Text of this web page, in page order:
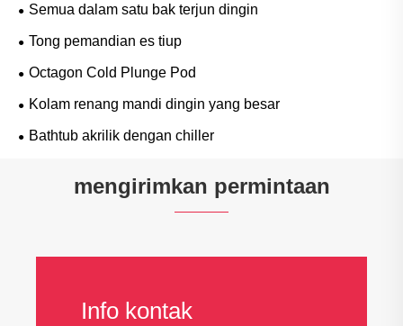
Semua dalam satu bak terjun dingin
Tong pemandian es tiup
Octagon Cold Plunge Pod
Kolam renang mandi dingin yang besar
Bathtub akrilik dengan chiller
mengirimkan permintaan
Info kontak